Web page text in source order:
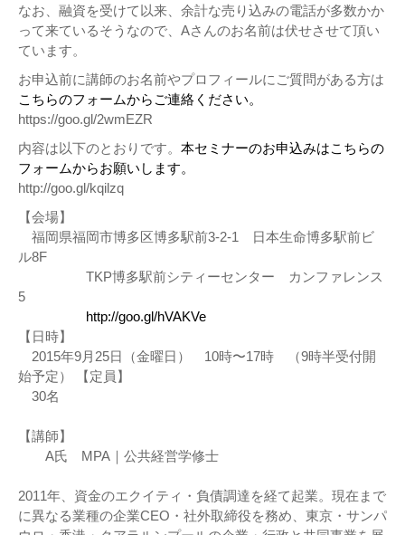
なお、融資を受けて以来、余計な売り込みの電話が多数かか
って来ているそうなので、Aさんのお名前は伏せさせて頂い
ています。
お申込前に講師のお名前やプロフィールにご質問がある方は
こちらのフォームからご連絡ください。
https://goo.gl/2wmEZR
内容は以下のとおりです。 本セミナーのお申込みはこちらの
フォームからお願いします。
http://goo.gl/kqilzq
【会場】
福岡県福岡市博多区博多駅前3-2-1 日本生命博多駅前ビ
ル8F
TKP博多駅前シティーセンター カンファレンス
5
http://goo.gl/hVAKVe
【日時】
2015年9月25日（金曜日） 10時〜17時 （9時半受付開
始予定） 【定員】
30名
【講師】
A氏 MPA｜公共経営学修士
2011年、資金のエクイティ・負債調達を経て起業。現在まで
に異なる業種の企業CEO・社外取締役を務め、東京・サンパ